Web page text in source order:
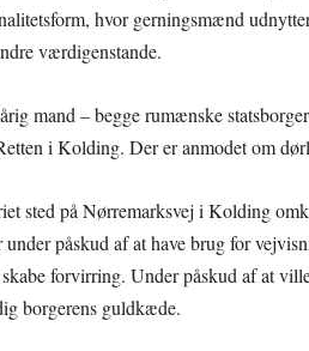
hvor gerningsmænd
værdigenstande.
mand – begge rumænske
i Kolding. Der er anmodet om
sted på Nørremarksvej i Kolding
påskud af at have brug for
forvirring. Under påskud af at
borgerens guldkæde.